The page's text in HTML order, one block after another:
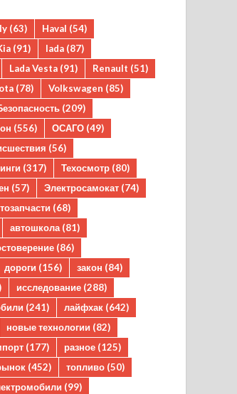
(63) Haval (54)
(91) lada (87)
Lada Vesta (91) Renault (51)
(78) Volkswagen (85)
(209)
(556) ОСАГО (49)
(56)
(317) Техосмотр (80)
(57) Электросамокат (74)
(68)
автошкола (81)
(86)
дороги (156) закон (84)
исследование (288)
(241) лайфхак (642)
новые технологии (82)
(177) разное (125)
(452) топливо (50)
(99)